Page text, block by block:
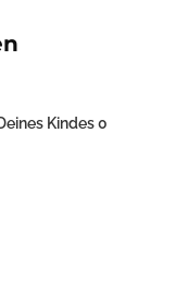
Kindes 0